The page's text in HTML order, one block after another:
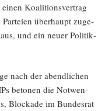
Koali­ti­ons­ver­trag
über­haupt zuge­
und ein neu­er Poli­tik­
nach der abend­li­chen
beto­nen die Not­wen­
Blo­cka­de im Bun­des­rat